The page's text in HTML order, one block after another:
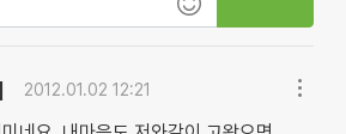
2012.01.02 12:21